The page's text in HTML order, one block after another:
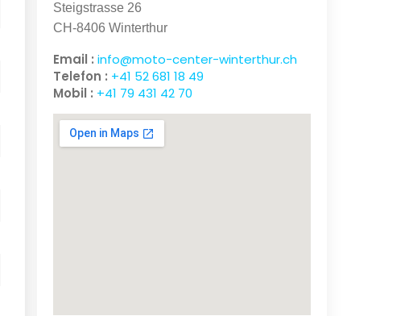
Steigstrasse 26
CH-8406 Winterthur
Email : info@moto-center-winterthur.ch
Telefon : +41 52 681 18 49
Mobil : +41 79 431 42 70